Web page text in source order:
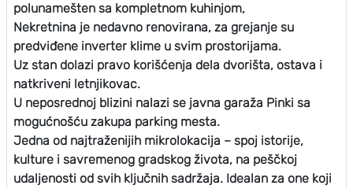
polunamešten sa kompletnom kuhinjom,
Nekretnina je nedavno renovirana, za grejanje su
predviđene inverter klime u svim prostorijama.
Uz stan dolazi pravo korišćenja dela dvorišta, ostava i
natkriveni letnjikovac.
U neposrednoj blizini nalazi se javna garaža Pinki sa
mogućnošću zakupa parking mesta.
Jedna od najtraženijih mikrolokacija – spoj istorije,
kulture i savremenog gradskog života, na peščkoj
udaljenosti od svih ključnih sadržaja. Idealan za one koji